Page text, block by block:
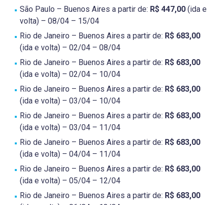
São Paulo – Buenos Aires a partir de: R$ 447,00 (ida e
volta) – 08/04 – 15/04
Rio de Janeiro – Buenos Aires a partir de: R$ 683,00
(ida e volta) – 02/04 – 08/04
Rio de Janeiro – Buenos Aires a partir de: R$ 683,00
(ida e volta) – 02/04 – 10/04
Rio de Janeiro – Buenos Aires a partir de: R$ 683,00
(ida e volta) – 03/04 – 10/04
Rio de Janeiro – Buenos Aires a partir de: R$ 683,00
(ida e volta) – 03/04 – 11/04
Rio de Janeiro – Buenos Aires a partir de: R$ 683,00
(ida e volta) – 04/04 – 11/04
Rio de Janeiro – Buenos Aires a partir de: R$ 683,00
(ida e volta) – 05/04 – 12/04
Rio de Janeiro – Buenos Aires a partir de: R$ 683,00